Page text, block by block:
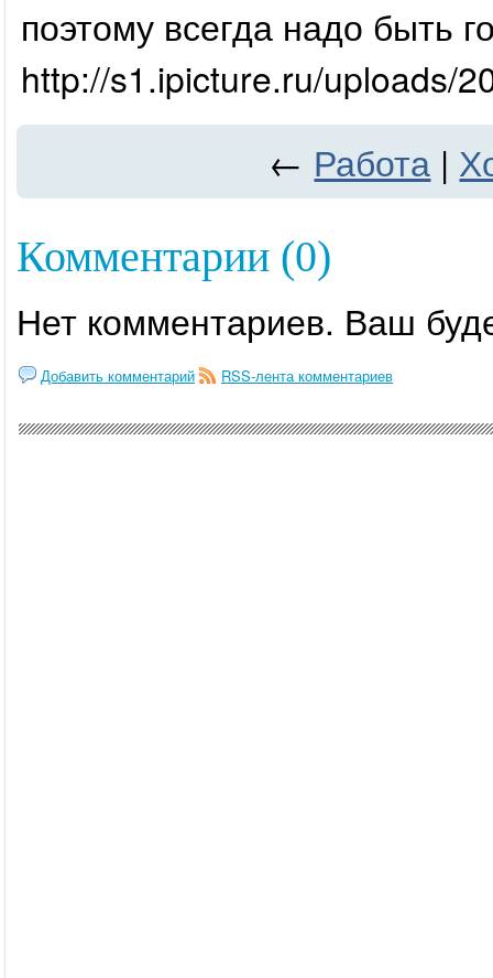
поэтому всегда надо быть
http://s1.ipicture.ru/uploads/
← Работа |
Комментарии (0)
Нет комментариев. Ваш
Добавить комментарий RSS-лента комментариев